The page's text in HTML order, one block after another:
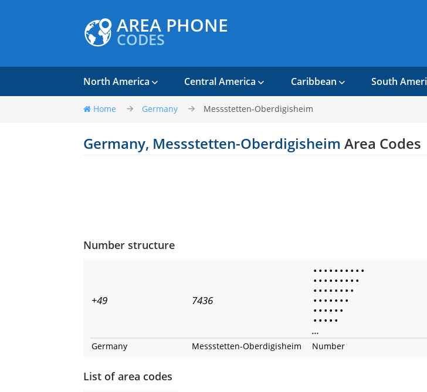
AREA PHONE
CODES
North America Central America Caribbean South
Home Germany Messstetten-Oberdigisheim
Germany, Messstetten-Oberdigisheim Area Codes
Number structure
+49 7436
• • • • • • • • • •
• • • • • • • • •
• • • • • • • •
• • • • • • •
• • • • • •
• • • • •
...
Germany Messstetten-Oberdigisheim Number
List of area codes